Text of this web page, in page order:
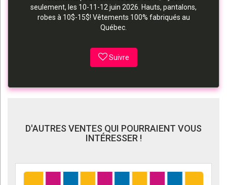
seulement, les 10-11-12 juin 2026. Hauts, pantalons,
robes à 10$-15$! Vêtements 100% fabriqués au
Québec.
Suivre
D'AUTRES VENTES QUI POURRAIENT VOUS
INTÉRESSER !